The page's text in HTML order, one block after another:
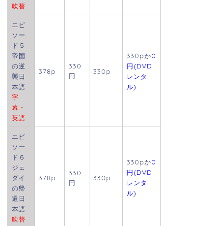
吹替
エピ
ソー
ド５
帝国
の逆
襲日
本語
字
幕・
英語
378p
330
円
330p
330pか0
円(DVD
レンタ
ル)
エピ
ソー
ド６
ジェ
ダイ
の帰
還日
本語
吹替
378p
330
円
330p
330pか0
円(DVD
レンタ
ル)